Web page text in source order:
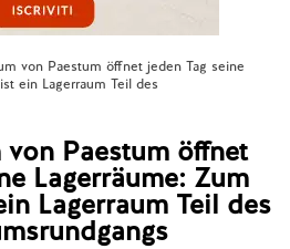
von Paestum öffnet jeden Tag seine
ein Lagerraum Teil des
Paestum öffnet
Lagerräume: Zum
Lagerraum Teil des